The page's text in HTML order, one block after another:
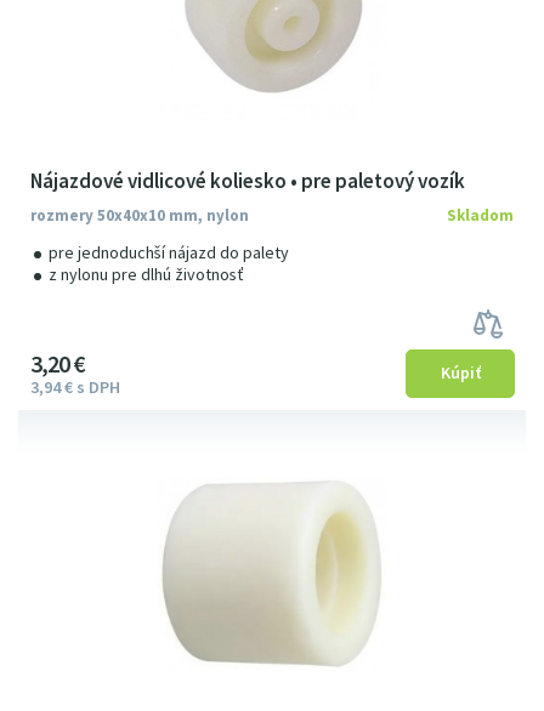
Nájazdové vidlicové koliesko • pre paletový vozík
rozmery 50x40x10 mm, nylon
pre jednoduchší nájazd do palety
z nylonu pre dlhú životnosť
Skladom
3 20€
3 94€ s DPH